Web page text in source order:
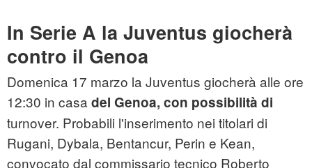
In Serie A la Juventus giocherà
contro il Genoa
Domenica 17 marzo la Juventus giocherà alle ore
12:30 in casa del Genoa, con possibilità di
turnover. Probabili l'inserimento nei titolari di
Rugani, Dybala, Bentancur, Perin e Kean,
convocato dal commissario tecnico Roberto